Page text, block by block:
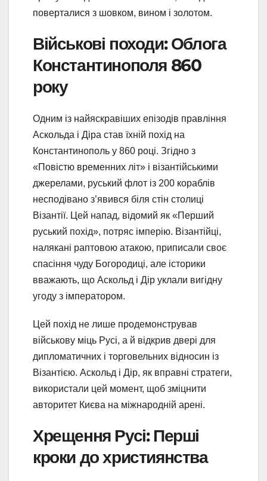
поверталися з шовком, вином і золотом.
Військові походи: Облога
Константинополя 860
року
Одним із найяскравіших епізодів правління
Аскольда і Діра став їхній похід на
Константинополь у 860 році. Згідно з
«Повістю временних літ» і візантійськими
джерелами, руський флот із 200 кораблів
несподівано з’явився біля стін столиці
Візантії. Цей напад, відомий як «Перший
руський похід», потряс імперію. Візантійці,
налякані раптовою атакою, приписали своє
спасіння чуду Богородиці, але історики
вважають, що Аскольд і Дір уклали вигідну
угоду з імператором.
Цей похід не лише продемонстрував
військову міць Русі, а й відкрив двері для
дипломатичних і торговельних відносин із
Візантією. Аскольд і Дір, як вправні стратеги,
використали цей момент, щоб зміцнити
авторитет Києва на міжнародній арені.
Хрещення Русі: Перші
кроки до християнства